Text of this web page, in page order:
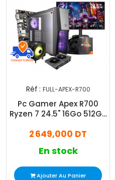
Réf : FULL-APEX-R700
Pc Gamer Apex R700
Ryzen 7 24.5" 16Go 512Go
2 649,000 DT
En stock
Ajouter Au Panier